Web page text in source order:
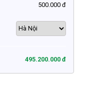
500.000 đ
495.200.000 đ